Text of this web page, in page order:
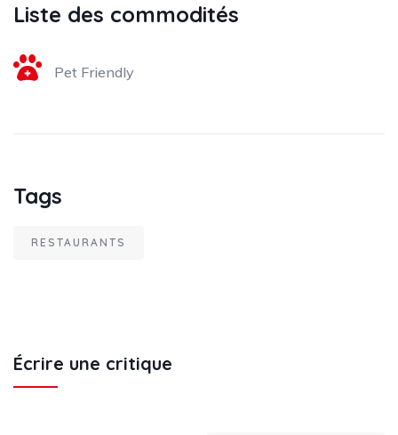
Liste des commodités
Pet Friendly
Tags
RESTAURANTS
Écrire une critique